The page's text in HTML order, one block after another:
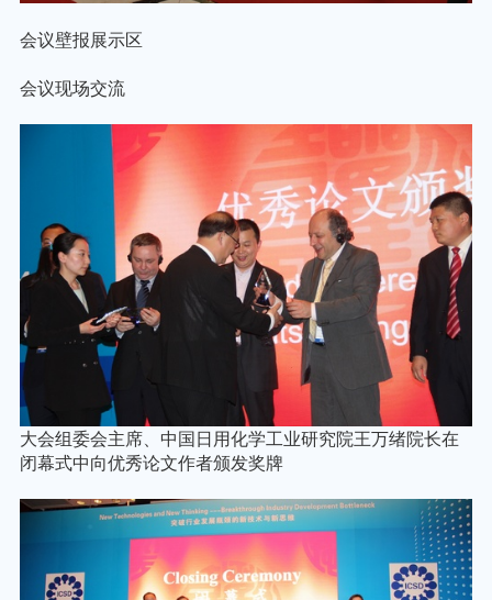
会议壁报展示区
会议现场交流
大会组委会主席、中国日用化学工业研究院王万绪院长在
闭幕式中向优秀论文作者颁发奖牌